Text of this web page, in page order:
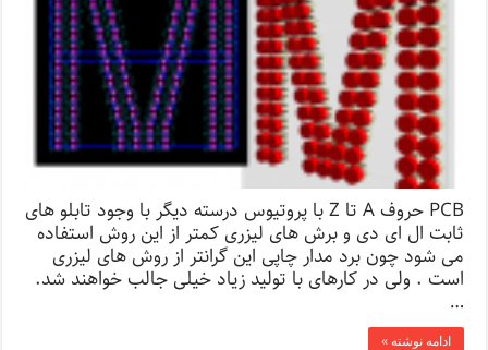
PCB حروف A تا Z با پروتیوس درسته دیگر با وجود تابلو های
ثابت ال ای دی و برش های لیزری کمتر از این روش استفاده
می شود چون برد مدار چاپی این گرانتر از روش های لیزری
است . ولی در کارهای با تولید زیاد خیلی جالب خواهند شد.
…
ادامه نوشته »